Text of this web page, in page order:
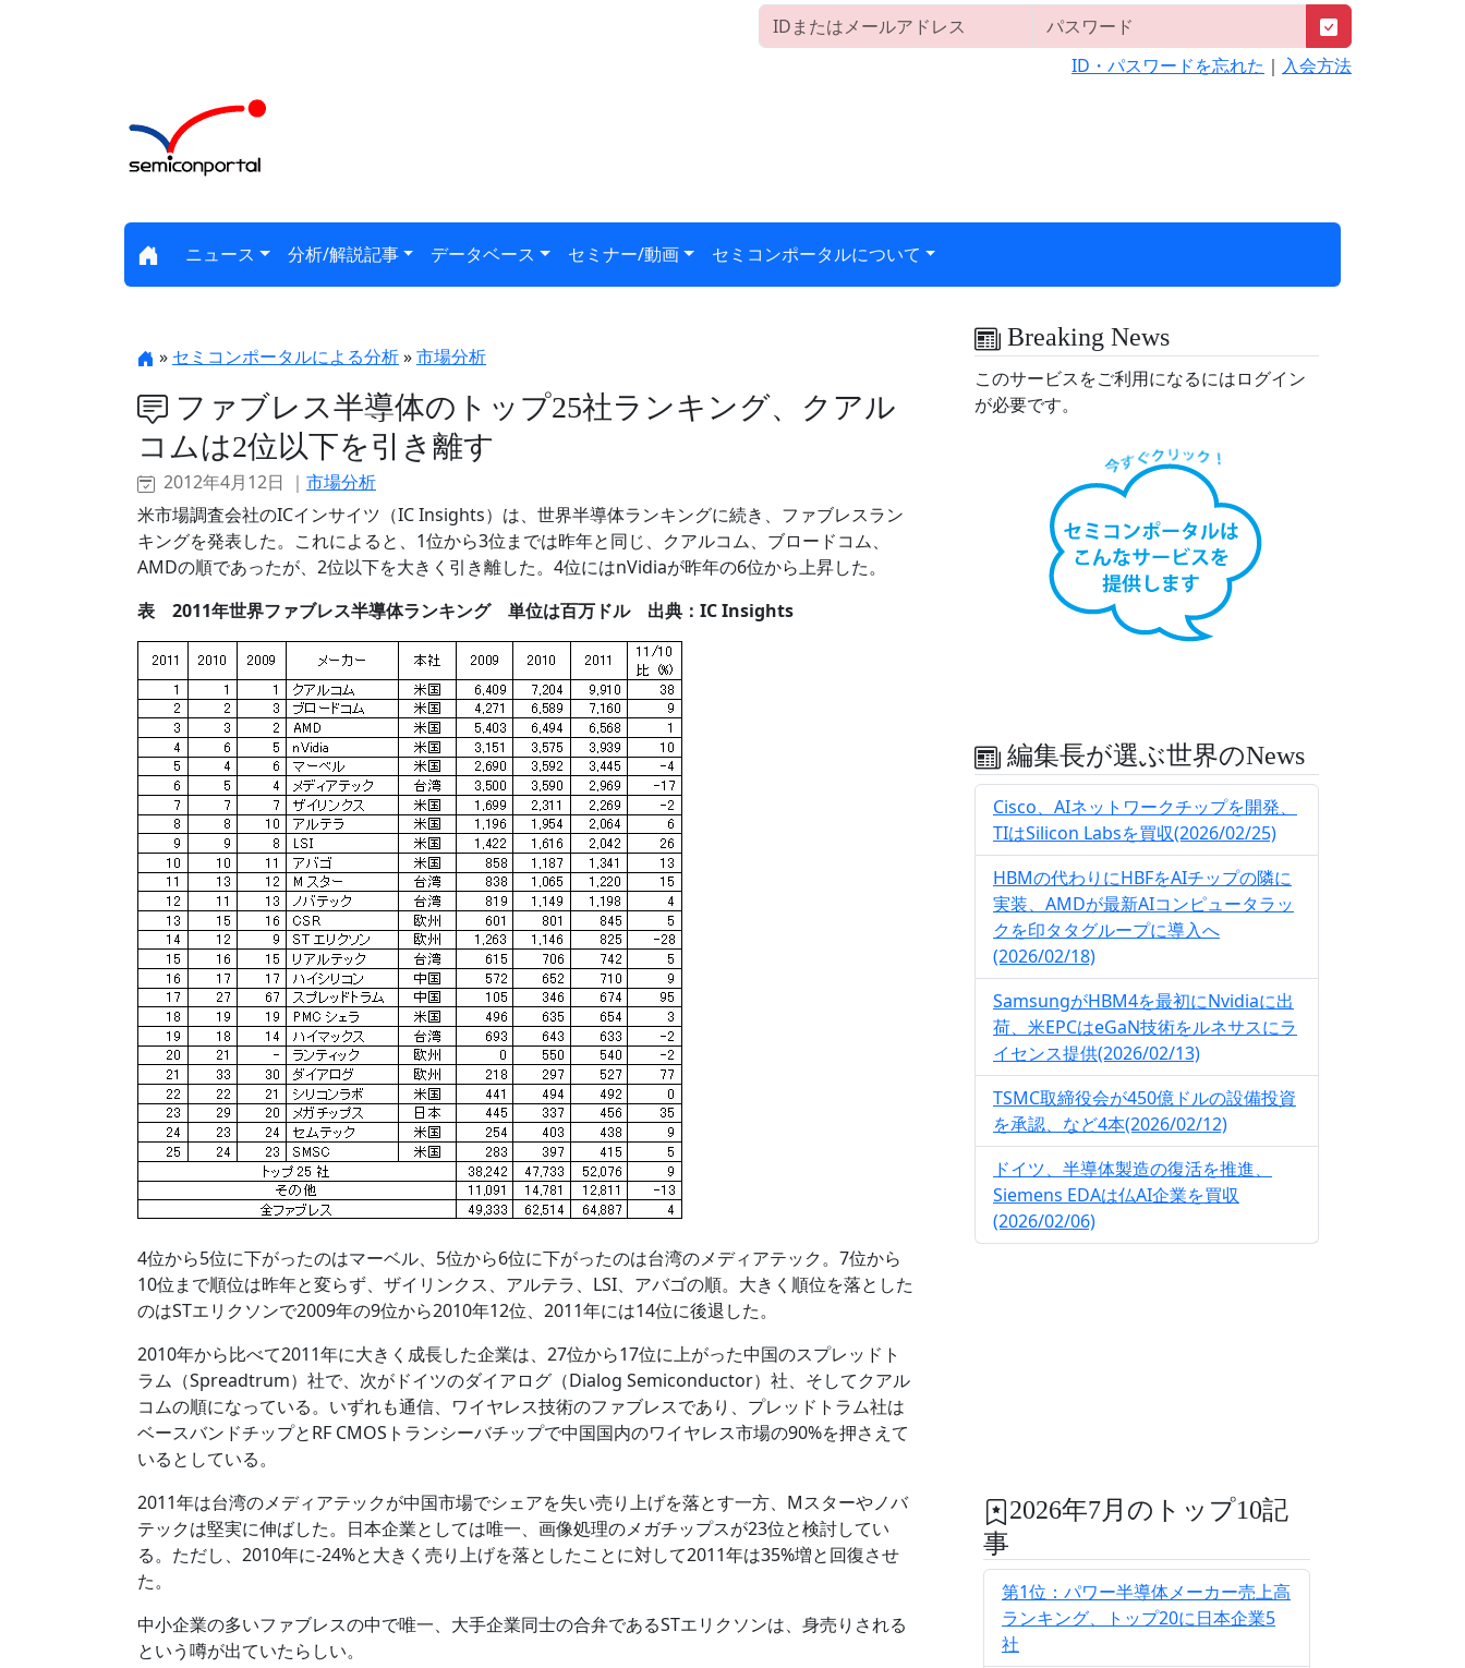
ID・パスワードを忘れた ｜ 入会方法
ニュース 分析/解説記事 データベース セミナー/動画 セミコンポータルについて
» セミコンポータルによる分析»市場分析
ファブレス半導体のトップ25社ランキング、クアル
コムは2位以下を引き離す
2012年4月12日 ｜ 市場分析
米市場調査会社のICインサイツ（IC Insights）は、世界半導体ランキングに続き、ファブレスラン
キングを発表した。これによると、1位から3位までは昨年と同じ、クアルコム、ブロードコム、
AMDの順であったが、2位以下を大きく引き離した。4位にはnVidiaが昨年の6位から上昇した。
表 2011年世界ファブレス半導体ランキング 単位は百万ドル 出典：IC Insights
4位から5位に下がったのはマーベル、5位から6位に下がったのは台湾のメディアテック。7位から
10位まで順位は昨年と変らず、ザイリンクス、アルテラ、LSI、アバゴの順。大きく順位を落とした
のはSTエリクソンで2009年の9位から2010年12位、2011年には14位に後退した。
2010年から比べて2011年に大きく成長した企業は、27位から17位に上がった中国のスプレッドト
ラム（Spreadtrum）社で、次がドイツのダイアログ（Dialog Semiconductor）社、そしてクアル
コムの順になっている。いずれも通信、ワイヤレス技術のファブレスであり、プレッドトラム社は
ベースバンドチップとRF CMOSトランシーバチップで中国国内のワイヤレス市場の90%を押さえて
いるとしている。
2011年は台湾のメディアテックが中国市場でシェアを失い売り上げを落とす一方、Mスターやノバ
テックは堅実に伸ばした。日本企業としては唯一、画像処理のメガチップスが23位と検討してい
る。ただし、2010年に-24%と大きく売り上げを落としたことに対して2011年は35%増と回復させ
た。
中小企業の多いファブレスの中で唯一、大手企業同士の合弁であるSTエリクソンは、身売りされる
という噂が出ていたらしい。
Breaking News
このサービスをご利用になるにはログイン
が必要です。
編集長が選ぶ世界のNews
Cisco、AIネットワークチップを開発、
TIはSilicon Labsを買収(2026/02/25)
HBMの代わりにHBFをAIチップの隣に
実装、AMDが最新AIコンピュータラッ
クを印タタグループに導入へ
(2026/02/18)
SamsungがHBM4を最初にNvidiaに出
荷、米EPCはeGaN技術をルネサスにラ
イセンス提供(2026/02/13)
TSMC取締役会が450億ドルの設備投資
を承認、など4本(2026/02/12)
ドイツ、半導体製造の復活を推進、
Siemens EDAは仏AI企業を買収
(2026/02/06)
2026年7月のトップ10記
事
第1位：パワー半導体メーカー売上高
ランキング、トップ20に日本企業5
社